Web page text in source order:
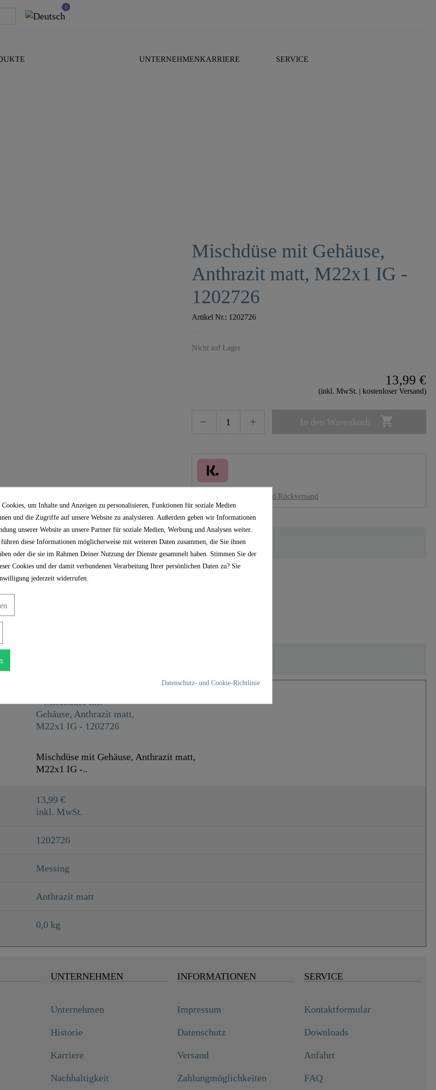
0
UNTERNEHMENKARRIERE SERVICE
Mischdüse mit Gehäuse,
Anthrazit matt, M22x1 IG -
1202726
Artikel Nr.: 1202726
Nicht auf Lager
13,99 €
(inkl. MwSt. | kostenloser Versand)
In den Warenkorb 
Kostenloser Versand und Rückversand
IG - 1202726 -
Mischdüse mit Gehäuse, Anthrazit matt,
M22x1 IG -..
13,99 €
inkl. MwSt.
1202726
Messing
Anthrazit matt
0,0 kg
UNTERNEHMEN
Unternehmen
Historie
Karriere
Nachhaltigkeit
INFORMATIONEN
Impressum
Datenschutz
Versand
Zahlungmöglichkeiten
SERVICE
Kontaktformular
Downloads
Anfahrt
FAQ
um Inhalte und Anzeigen zu personalisieren, Funktionen für soziale Medien
und die Zugriffe auf unsere Website zu analysieren. Außerdem geben wir Informationen
unserer Website an unsere Partner für soziale Medien, Werbung und Analysen weiter.
diese Informationen möglicherweise mit weiteren Daten zusammen, die Sie ihnen
oder die sie im Rahmen Deiner Nutzung der Dienste gesammelt haben. Stimmen Sie der
Cookies und der damit verbundenen Verarbeitung Ihrer persönlichen Daten zu? Sie
jederzeit widerrufen.
Datenschutz- und Cookie-Richtlinie